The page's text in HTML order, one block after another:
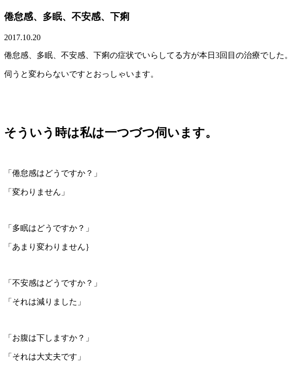
倦怠感、多眠、不安感、下痢
2017.10.20
倦怠感、多眠、不安感、下痢の症状でいらしてる方が本日3回目の治療でした。
伺うと変わらないですとおっしゃいます。
そういう時は私は一つづつ伺います。
「倦怠感はどうですか？」
「変わりません」
「多眠はどうですか？」
「あまり変わりません｝
「不安感はどうですか？」
「それは減りました」
「お腹は下しますか？」
「それは大丈夫です」